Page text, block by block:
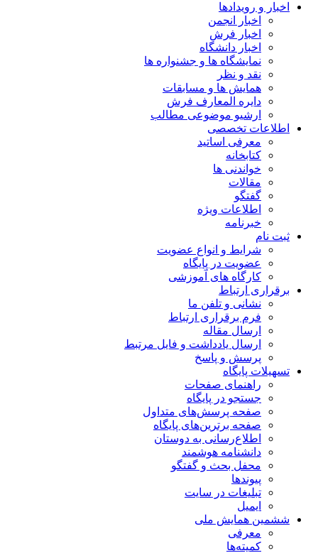
اخبار و رویدادها
اخبار انجمن
اخبار فرش
اخبار دانشگاه
نمایشگاه ها و جشنواره ها
نقد و نظر
همایش ها و مسابقات
دایره المعارف فرش
ارشیو موضوعی مطالب
اطلاعات تخصصی
معرفی اساتید
کتابخانه
خواندنی ها
مقالات
گفتگو
اطلاعات ویژه
خبرنامه
ثبت نام
شرایط و انواع عضویت
عضویت در پایگاه
کارگاه های آموزشی
برقراری ارتباط
نشانی و تلفن ما
فرم برقراری ارتباط
ارسال مقاله
ارسال یادداشت و فایل مرتبط
پرسش و پاسخ
تسهیلات پایگاه
راهنمای صفحات
جستجو در پایگاه
صفحه پرسش‌های متداول
صفحه برترین‌های پایگاه
اطلاع‌رسانی به دوستان
دانشنامه هوشمند
محفل بحث و گفتگو
پیوندها
تبلیغات در سایت
ایمیل
ششمین همایش ملی
معرفی
کمیته‌ها